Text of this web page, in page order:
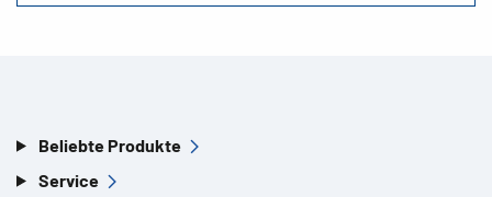
Beliebte Produkte
Service